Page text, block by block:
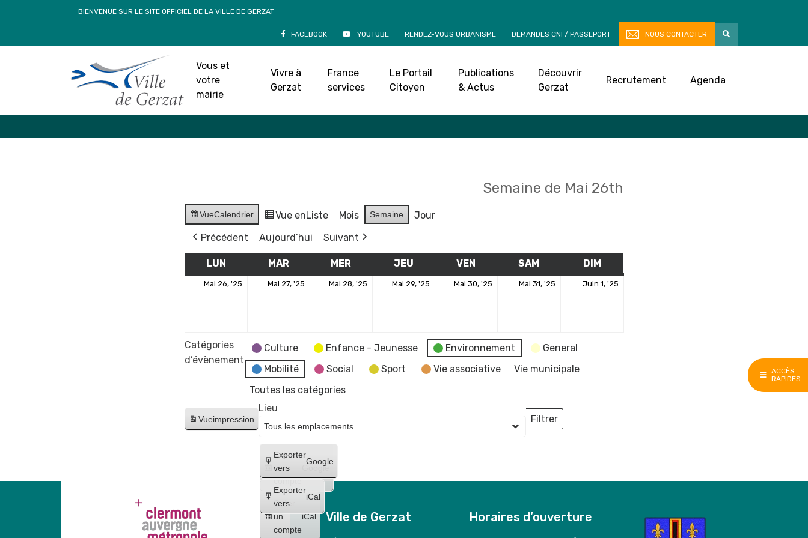
ACCÈS
RAPIDES
BIENVENUE SUR LE SITE OFFICIEL DE LA VILLE DE GERZAT
FACEBOOK YOUTUBE RENDEZ-VOUS URBANISME DEMANDES CNI / PASSEPORT NOUS CONTACTER
Vous et
votre
mairie
Vivre à
Gerzat
France
services
Le Portail
Citoyen
Publications
& Actus
Découvrir
Gerzat
Recrutement Agenda
Accueil»Agenda
Semaine de Mai 26th
VueCalendrier Vue enListe Mois Semaine
Jour
Précédent
Aujourd’hui Suivant
LUN MARMARDI MER MERCREDIJEU VEN VENDREDISAM DIM
Mai 26, '25 Mai 27, '25 Mai 28, '25 Mai 29, '25 Mai 30, '25 Mai 31, '25 Juin 1, '25
Catégories
d’évènement
Culture Enfance - Jeunesse Environnement
General
Mobilité
Social Sport Vie associative
Vie municipale
Toutes les catégories
Vueimpression
Créer
un
compte
Google
Créer
un
compte
iCal
Exporter
vers
Google
Exporter
vers
iCal
Lieu
Filtrer
Lieux
Ville de Gerzat Horaires d’ouverture